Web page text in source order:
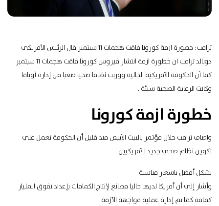
ترامب: خطورة ازمة كورونا فاقت هجمات 11 سبتمبر قال الرئيس الأمريكى
دونالد ترامب ان خطورة ازمة انتشار فيروس كورونا فاقت هجمات 11 سبتمبر
كما أن الحكومة الأمريكية الحالية وورثت نظاما صحيا صعبا من إدارة أوباما
وكانت الرعاية الصحية سيئة .
خطورة ازمة كورونا
واضاف ترامب خلال مؤتمر بالبيت الأبيض منذ قليل أن الحكومة تعمل علي
تكوين نظام صحي جديد للأمريكيين
بشكل أفضل باسعار مناسبة
وأشار إلي أن أمريكا لديها حاليا مصانع لإنتاج الكمامات بإعداد تفوق المليار
كمامة كما تم إدارة عملية مواجهة الأزمة